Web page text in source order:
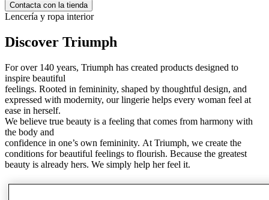
Contacta con la tienda
Lencería y ropa interior
Discover Triumph
For over 140 years, Triumph has created products designed to
inspire beautiful
feelings. Rooted in femininity, shaped by thoughtful design, and
expressed with modernity, ourlingerie helps every woman feel at
ease in herself.
We believe true beauty is a feeling that comes from harmony with
the body and
confidence in one’s own femininity. At Triumph, we create the
conditions for beautiful feelings to flourish. Because the greatest
beauty is already hers. We simply help her feel it.